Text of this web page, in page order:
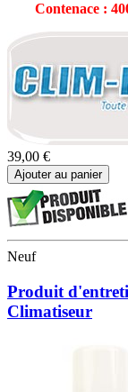
Contenace :
39,00 €
Ajouter au panier
Neuf
Produit
Climatiseur